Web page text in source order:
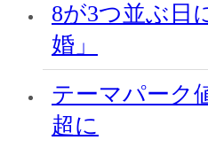
8が3つ並ぶ日
婚」
テーマパーク
超に